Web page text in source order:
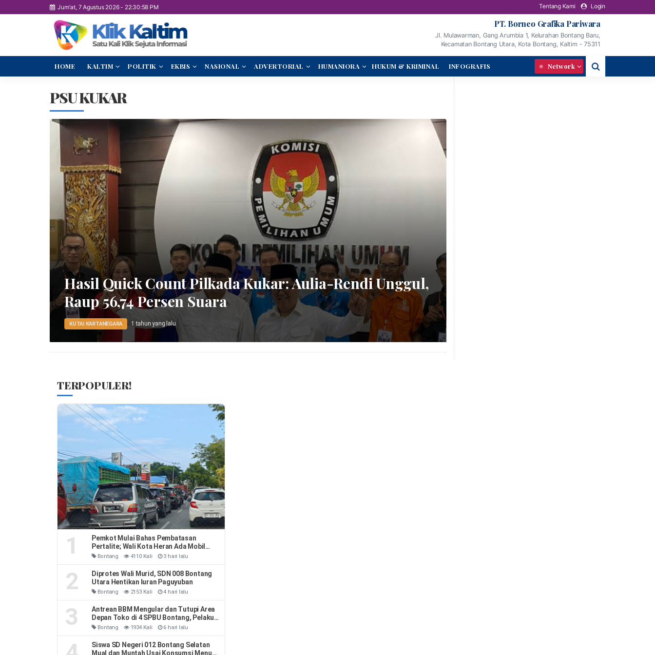
Jum'at, 7 Agustus 2026- 22:30:59 PM Tentang Kami Login
PT. Borneo Grafika Pariwara
Jl. Mulawarman, Gang Arumbia 1, Kelurahan Bontang Baru,
Kecamatan Bontang Utara, Kota Bontang, Kaltim - 75311
HOME KALTIM POLITIK EKBIS NASIONAL ADVERTORIAL HUMANIORA HUKUM & KRIMINAL INFOGRAFIS Network
PSU KUKAR
Hasil Quick Count Pilkada Kukar: Aulia-Rendi Unggul,
Raup 56,74 Persen Suara
KUTAI KARTANEGARA 1 tahun yang lalu
TERPOPULER!
1
Pemkot Mulai Bahas Pembatasan
Pertalite; Wali Kota Heran Ada Mobil
Habiskan 40 Liter Sehari
Bontang 4110 Kali 3 hari lalu
2
Diprotes Wali Murid, SDN 008 Bontang
Utara Hentikan Iuran Paguyuban
Bontang 2153 Kali 4 hari lalu
3
Antrean BBM Mengular dan Tutupi Area
Depan Toko di 4 SPBU Bontang, Pelaku
Usaha Rugi
Bontang 1934 Kali 6 hari lalu
Siswa SD Negeri 012 Bontang Selatan
Mual dan Muntah Usai Konsumsi Menu